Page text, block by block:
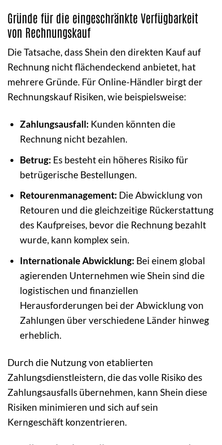
Gründe für die eingeschränkte Verfügbarkeit
von Rechnungskauf
Die Tatsache, dass Shein den direkten Kauf auf
Rechnung nicht flächendeckend anbietet, hat
mehrere Gründe. Für Online-Händler birgt der
Rechnungskauf Risiken, wie beispielsweise:
Zahlungsausfall: Kunden könnten die
Rechnung nicht bezahlen.
Betrug: Es besteht ein höheres Risiko für
betrügerische Bestellungen.
Retourenmanagement: Die Abwicklung von
Retouren und die gleichzeitige Rückerstattung
des Kaufpreises, bevor die Rechnung bezahlt
wurde, kann komplex sein.
Internationale Abwicklung: Bei einem global
agierenden Unternehmen wie Shein sind die
logistischen und finanziellen
Herausforderungen bei der Abwicklung von
Zahlungen über verschiedene Länder hinweg
erheblich.
Durch die Nutzung von etablierten
Zahlungsdienstleistern, die das volle Risiko des
Zahlungsausfalls übernehmen, kann Shein diese
Risiken minimieren und sich auf sein
Kerngeschäft konzentrieren.